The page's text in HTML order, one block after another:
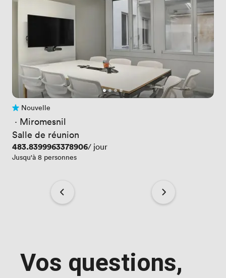
Pas encore d'avis
Nouvelle
· Miromesnil
Salle de réunion
Prix
483.8399963378906/ jour
Jusqu'à 8 personnes
Vos questions,